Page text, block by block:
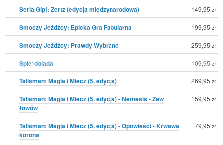
Seria Gipf: Zertz (edycja międzynarodowa) 149,95 zł
Smoczy Jeźdźcy: Epicka Gra Fabularna 199,95 zł
Smoczy Jeźdźcy: Prawdy Wybrane 259,95 zł
Spie*dolada 109,95 zł
Talisman: Magia i Miecz (5. edycja) 269,95 zł
Talisman: Magia i Miecz (5. edycja) - Nemesis - Zew
łowów
159,95 zł
Talisman: Magia i Miecz (5. edycja) - Opowieści - Krwawa
korona
79,95 zł